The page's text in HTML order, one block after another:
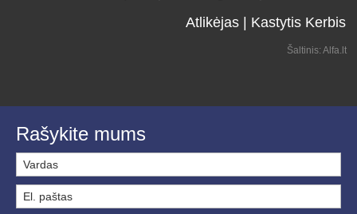
Atlikėjas | Kastytis Kerbis
Šaltinis: Alfa.lt
Rašykite mums